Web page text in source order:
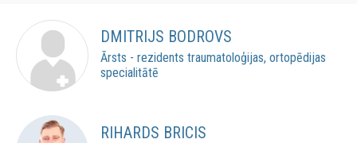
DMITRIJS BODROVS
Ārsts - rezidents traumatoloģijas, ortopēdijas
specialitātē
RIHARDS BRICIS